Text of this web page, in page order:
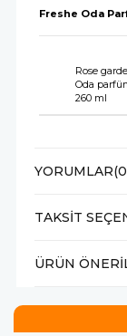
Freshe Oda
Rose
Oda
260 ml
YORUMLAR
TAKSIT
ÜRÜN